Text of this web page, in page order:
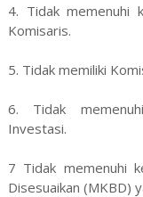
4. Tidak memenuhi
Komisaris.
5. Tidak memiliki
6. Tidak
Investasi.
7 Tidak memenuhi
Disesuaikan (MKBD)